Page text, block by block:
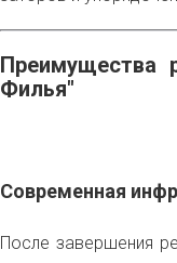
Преимущества
Филья"
Современная
После завершения